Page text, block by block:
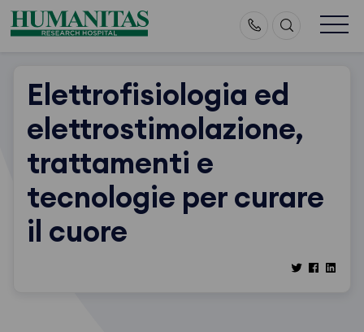
Skip
to
Elettrofisiologia ed
elettrostimolazione,
trattamenti e
tecnologie per curare
il cuore